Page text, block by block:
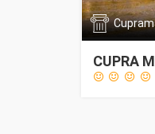
CUPRA